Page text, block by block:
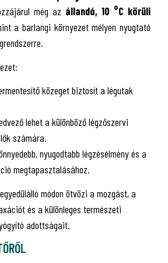
még az állandó, 10 °C körüli
a barlangi környezet mélyen nyugtató
közeget biztosít a légutak
lehet a különböző légzőszervi
számára.
nyugodtabb légzésélmény és a
megtapasztalásához.
módon ötvözi a mozgást, a
és a különleges természeti
adottságait.